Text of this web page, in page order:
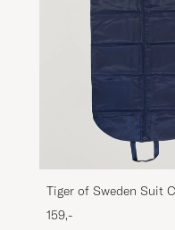
Tiger of Sweden Suit
159,-